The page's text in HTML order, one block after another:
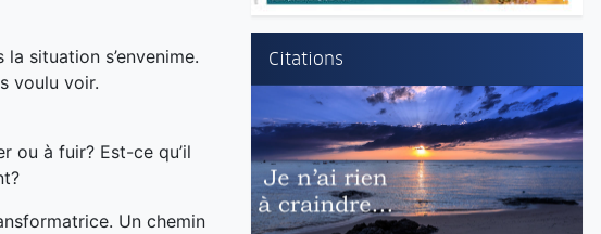
Citations
situation s’envenime.
voulu voir.
ou à fuir? Est-ce qu’il
Un chemin